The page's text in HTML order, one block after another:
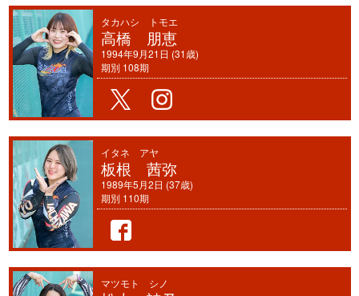
タカハシ トモエ
高橋 朋恵
1994年9月21日 (31歳)
期別 108期
イタネ アヤ
板根 茜弥
1989年5月2日 (37歳)
期別 110期
マツモト シノ